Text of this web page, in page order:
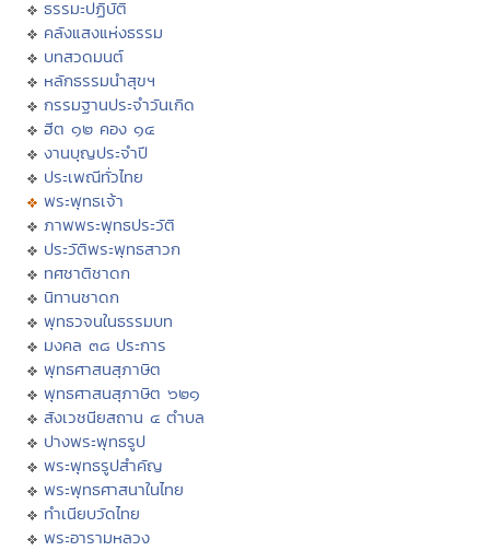
ธรรมะปฏิบัติ
คลังแสงแห่งธรรม
บทสวดมนต์
หลักธรรมนำสุขฯ
กรรมฐานประจำวันเกิด
ฮีต ๑๒ คอง ๑๔
งานบุญประจำปี
ประเพณีทั่วไทย
พระพุทธเจ้า
ภาพพระพุทธประวัติ
ประวัติพระพุทธสาวก
ทศชาติชาดก
นิทานชาดก
พุทธวจนในธรรมบท
มงคล ๓๘ ประการ
พุทธศาสนสุภาษิต
พุทธศาสนสุภาษิต ๖๒๑
สังเวชนียสถาน ๔ ตำบล
ปางพระพุทธรูป
พระพุทธรูปสำคัญ
พระพุทธศาสนาในไทย
ทำเนียบวัดไทย
พระอารามหลวง